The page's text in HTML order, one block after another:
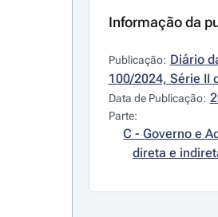
Informação da
Publicação: Diário
100/2024, Série II
Data de Publicação:
Parte:
C - Governo e
direta e